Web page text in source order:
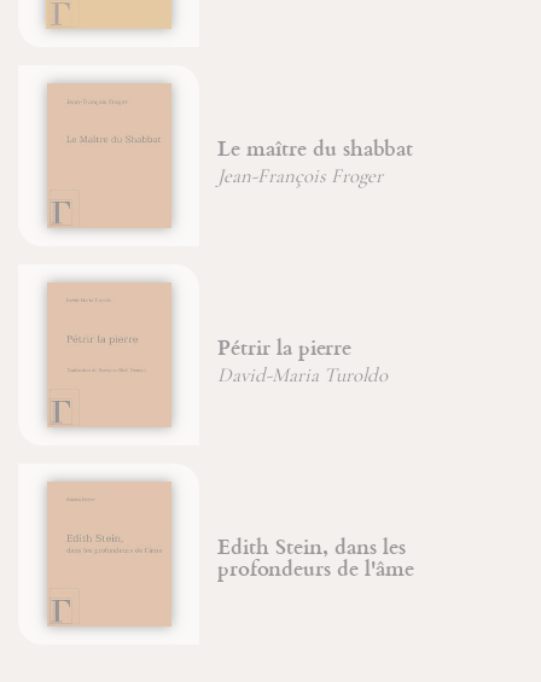
Le maître du shabbat
Jean-François Froger
Pétrir la pierre
David-Maria Turoldo
Edith Stein, dans les
profondeurs de l'âme